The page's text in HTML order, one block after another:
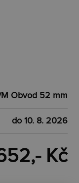
M Obvod 52 mm
do 10. 8. 2026
Kč